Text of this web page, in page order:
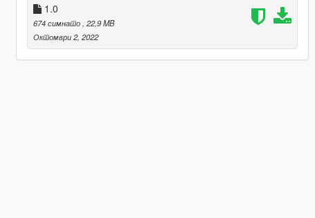
1.0
674 симнато , 22,9 MB
Октомври 2, 2022